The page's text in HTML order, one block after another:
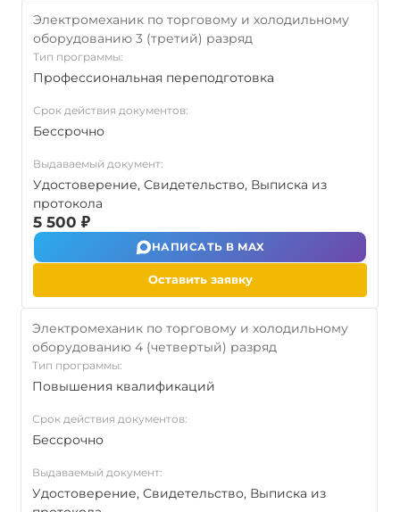
Электромеханик по торговому и холодильному
оборудованию 3 (третий) разряд
Тип программы:
Профессиональная переподготовка
Срок действия документов:
Бессрочно
Выдаваемый документ:
Удостоверение, Свидетельство, Выписка из
протокола
5 500 ₽
НАПИСАТЬ В MAX
Оставить заявку
Электромеханик по торговому и холодильному
оборудованию 4 (четвертый) разряд
Тип программы:
Повышения квалификаций
Срок действия документов:
Бессрочно
Выдаваемый документ:
Удостоверение, Свидетельство, Выписка из